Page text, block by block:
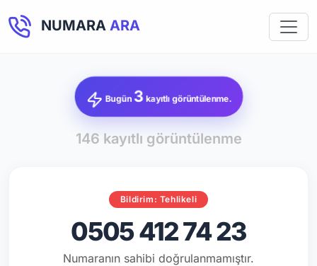
NUMARA ARA
Bugün3kayıtlı görüntülenme.
146 kayıtlı görüntülenme
Bildirim: Tehlikeli
0505 412 74 23
Numaranın sahibi doğrulanmamıştır.